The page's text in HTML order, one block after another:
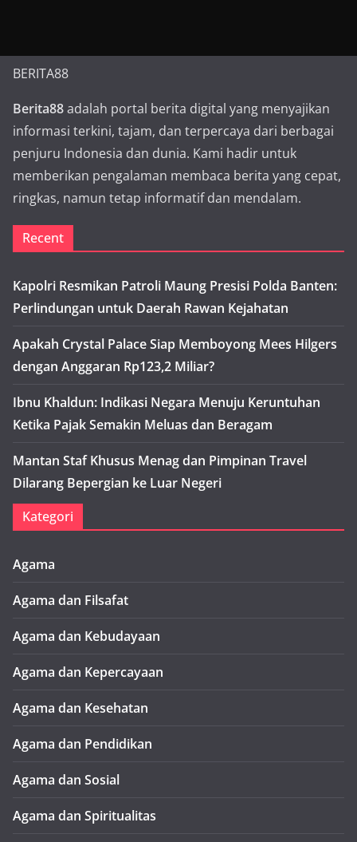
BERITA88
Berita88adalah portal berita digital yang menyajikan
informasi terkini, tajam, dan terpercaya dari berbagai
penjuru Indonesia dan dunia. Kami hadir untuk
memberikan pengalaman membaca berita yang cepat,
ringkas, namun tetap informatif dan mendalam.
Recent
Kapolri Resmikan Patroli Maung Presisi Polda Banten:
Perlindungan untuk Daerah Rawan Kejahatan
Apakah Crystal Palace Siap Memboyong Mees Hilgers
dengan Anggaran Rp123,2 Miliar?
Ibnu Khaldun: Indikasi Negara Menuju Keruntuhan
Ketika Pajak Semakin Meluas dan Beragam
Mantan Staf Khusus Menag dan Pimpinan Travel
Dilarang Bepergian ke Luar Negeri
Kategori
Agama
Agama dan Filsafat
Agama dan Kebudayaan
Agama dan Kepercayaan
Agama dan Kesehatan
Agama dan Pendidikan
Agama dan Sosial
Agama dan Spiritualitas